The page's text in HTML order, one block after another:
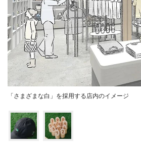
「さまざまな白」を採用する店内のイメージ